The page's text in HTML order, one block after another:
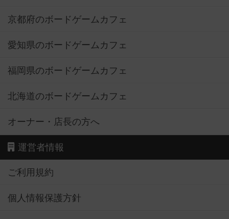
京都府のボードゲームカフェ
愛知県のボードゲームカフェ
福岡県のボードゲームカフェ
北海道のボードゲームカフェ
オーナー・店長の方へ
運営者情報
ご利用規約
個人情報保護方針